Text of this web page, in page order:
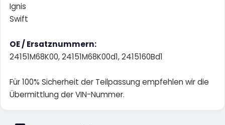
Ignis
Swift
OE / Ersatznummern:
24151M68K00, 24151M68K00d1, 2415160Bd1
Für 100% Sicherheit der Teilpassung empfehlen wir die
Übermittlung der VIN-Nummer.